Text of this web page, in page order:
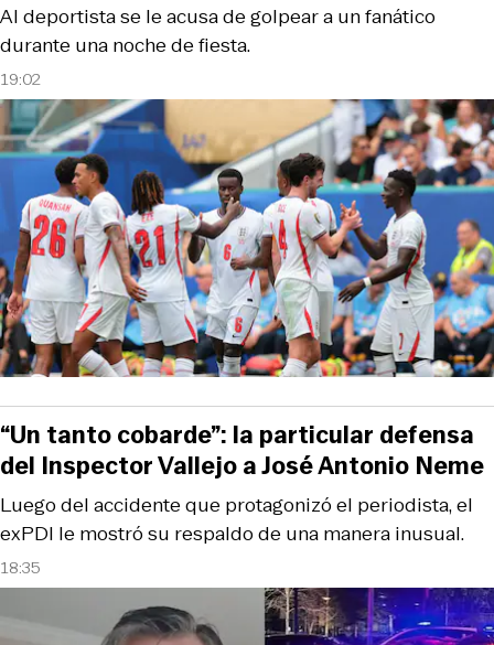
19:02
Al deportista se le acusa de golpear a un fanático
durante una noche de fiesta.
18:35
Luego del accidente que protagonizó el periodista, el
exPDI le mostró su respaldo de una manera inusual.
“Un tanto cobarde”: la particular defensa
del Inspector Vallejo a José Antonio Neme